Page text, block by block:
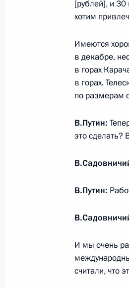
Указом
отрядов
21 февраля
20 февраля
объёмов
20 февраля
[рублей], и
хотим
Имеются
в декабре,
в горах
в горах.
по размерам
В.Путин:
это сделать?
В.Путин:
И мы очень
считали, что